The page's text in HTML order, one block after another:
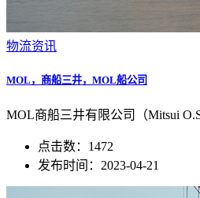
物流资讯
MOL，商船三井，MOL船公司
MOL商船三井有限公司（Mitsui
点击数：1472
发布时间：2023-04-21